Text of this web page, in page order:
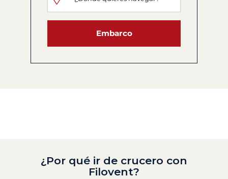
Embarco
¿Por qué ir de crucero con
Filovent?